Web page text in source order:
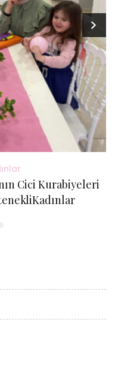
Cici Kurabiyeleri